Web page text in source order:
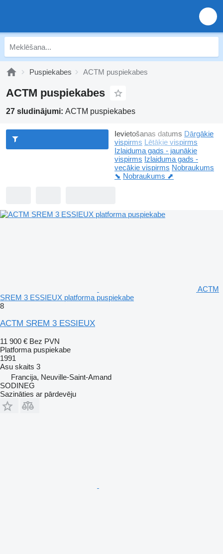
Puspiekabes ACTM puspiekabes
ACTM puspiekabes
27 sludinājumi: ACTM puspiekabes
Ievietošanas datums Dārgākie
vispirms Lētākie vispirms
Izlaiduma gads - jaunākie
vispirms Izlaiduma gads -
vecākie vispirms Nobraukums
⬊ Nobraukums ⬈
ACTM
SREM 3 ESSIEUX platforma puspiekabe
8
ACTM SREM 3 ESSIEUX
11 900 € Bez PVN
Platforma puspiekabe
1991
Asu skaits 3
Francija, Neuville-Saint-Amand
SODINEG
Sazināties ar pārdevēju